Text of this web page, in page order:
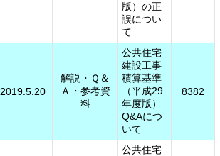
版）の正
誤につい
て
2019.5.20
解説・Ｑ＆
Ａ・参考資
料
公共住宅
建設工事
積算基準
（平成29
年度版）
Q&Aにつ
いて
8382
公共住宅